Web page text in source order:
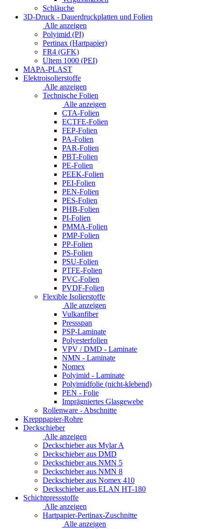
Schläuche
3D-Druck - Dauerdruckplatten und Folien
Alle anzeigen
Polyimid (PI)
Pertinax (Hartpapier)
FR4 (GFK)
Ultem 1000 (PEI)
MAPA-PLAST
Elektroisolierstoffe
Alle anzeigen
Technische Folien
Alle anzeigen
CTA-Folien
ECTFE-Folien
FEP-Folien
PA-Folien
PAR-Folien
PBT-Folien
PE-Folien
PEEK-Folien
PEI-Folien
PEN-Folien
PES-Folien
PHB-Folien
PI-Folien
PMMA-Folien
PMP-Folien
PP-Folien
PS-Folien
PSU-Folien
PTFE-Folien
PVC-Folien
PVDF-Folien
Flexible Isolierstoffe
Alle anzeigen
Vulkanfiber
Pressspan
PSP-Laminate
Polyesterfolien
VPV / DMD - Laminate
NMN - Laminate
Nomex
Polyimid - Laminate
Polyimidfolie (nicht-klebend)
PEN - Folie
Imprägniertes Glasgewebe
Rollenware - Abschnitte
Krepppapier-Rohre
Deckschieber
Alle anzeigen
Deckschieber aus Mylar A
Deckschieber aus DMD
Deckschieber aus NMN 5
Deckschieber aus NMN 8
Deckschieber aus Nomex 410
Deckschieber aus ELAN HT-180
Schichtpressstoffe
Alle anzeigen
Hartpapier-Pertinax-Zuschnitte
Alle anzeigen